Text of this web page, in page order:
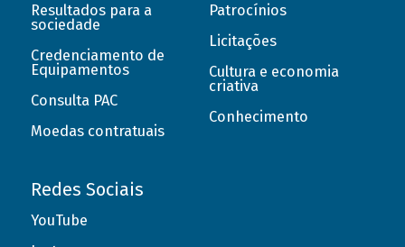
Resultados para a
sociedade
Credenciamento de
Equipamentos
Consulta PAC
Moedas contratuais
Patrocínios
Licitações
Cultura e economia
criativa
Conhecimento
Redes Sociais
YouTube